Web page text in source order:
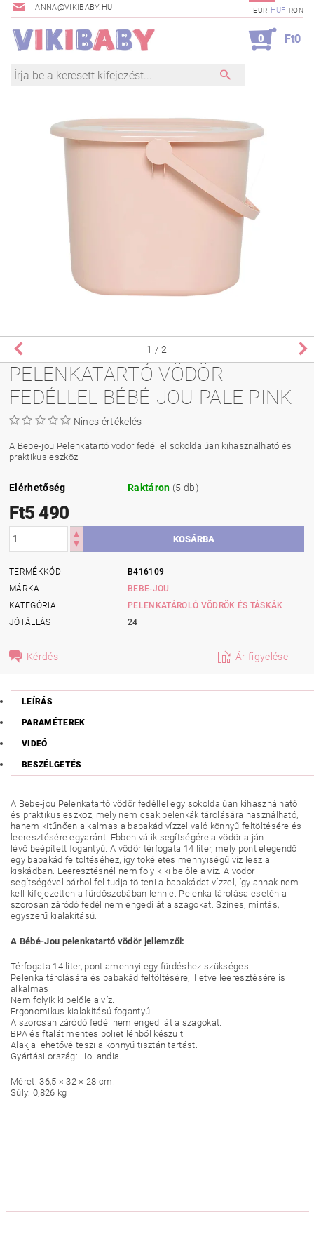
ANNA@VIKIBABY.HU EUR HUF RON
0 Ft0
1 / 2
PELENKATARTÓ VÖDÖR
FEDÉLLEL BÉBÉ-JOU PALE PINK
Nincs értékelés
A Bebe-jou Pelenkatartó vödör fedéllel sokoldalúan kihasználható és
praktikus eszköz.
Elérhetőség Raktáron (5 db)
Ft5 490
TERMÉKKÓD
B416109
MÁRKA
BEBE-JOU
KATEGÓRIA
PELENKATÁROLÓ VÖDRÖK ÉS TÁSKÁK
JÓTÁLLÁS
24
Kérdés Ár figyelése
LEÍRÁS
PARAMÉTEREK
VIDEÓ
BESZÉLGETÉS
A Bebe-jou Pelenkatartó vödör fedéllel egy sokoldalúan kihasználható
és praktikus eszköz, mely nem csak pelenkák tárolására használható,
hanem kitűnően alkalmas a babakád vízzel való könnyű feltöltésére és
leeresztésére egyaránt. Ebben válik segítségére a vödör alján
lévő beépített fogantyú. A vödör térfogata 14 liter, mely pont elegendő
egy babakád feltöltéséhez, így tökéletes mennyiségű víz lesz a
kiskádban. Leeresztésnél nem folyik ki belőle a víz. A vödör
segítségével bárhol fel tudja tölteni a babakádat vízzel, így annak nem
kell kifejezetten a fürdőszobában lennie. Pelenka tárolása esetén a
szorosan záródó fedél nem engedi át a szagokat. Színes, mintás,
egyszerű kialakítású.
A Bébé-Jou pelenkatartó vödör jellemzői:
Térfogata 14 liter, pont amennyi egy fürdéshez szükséges.
Pelenka tárolására és babakád feltöltésére, illetve leeresztésére is
alkalmas.
Nem folyik ki belőle a víz.
Ergonomikus kialakítású fogantyú.
A szorosan záródó fedél nem engedi át a szagokat.
BPA és ftalát mentes polietilénből készült.
Alakja lehetővé teszi a könnyű tisztán tartást.
Gyártási ország: Hollandia.
Méret: 36,5 × 32 × 28 cm.
Súly: 0,826 kg